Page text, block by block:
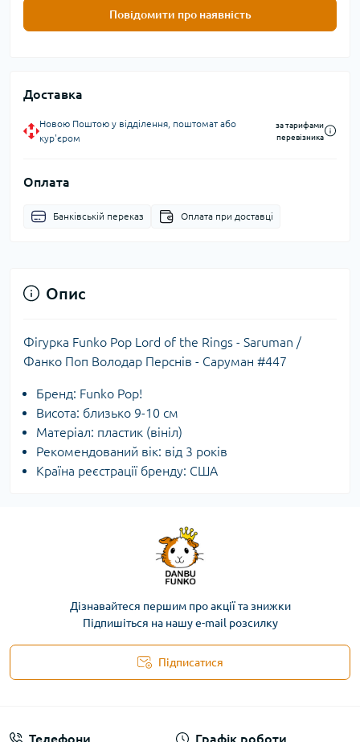
Повідомити про наявність
Доставка
Новою Поштою у відділення, поштомат або
кур'єром
за тарифами
перевізника
Оплата
Банківській переказ Оплата при доставці
Опис
Фігурка Funko Pop Lord of the Rings - Saruman /
Фанко Поп Володар Перснів - Саруман #447
Бренд: Funko Pop!
Висота: близько 9-10 см
Матеріал: пластик (вініл)
Рекомендований вік: від 3 років
Країна реєстрації бренду: США
Дізнавайтеся першим про акції та знижки
Підпишіться на нашу e-mail розсилку
Підписатися
Телефони Графік роботи